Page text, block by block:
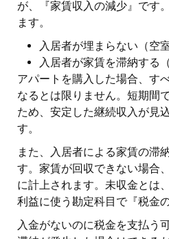
が、『家賃収入の減少』です
ます。
入居者が埋まらない（空
入居者が家賃を滞納する
アパートを購入した場合、す
なるとは限りません。短期間
ため、安定した継続収入が見
す。
また、入居者による家賃の滞
す。家賃が回収できない場合
に計上されます。未収金とは
利益に使う勘定科目で『税金
入金がないのに税金を支払う